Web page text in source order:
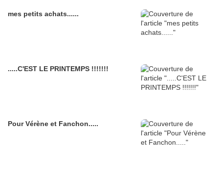
mes petits achats......
.....C'EST LE PRINTEMPS !!!!!!!
Pour Vérène et Fanchon.....